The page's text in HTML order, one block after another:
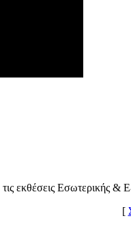
εκθέσεις Εσωτερικής &
[